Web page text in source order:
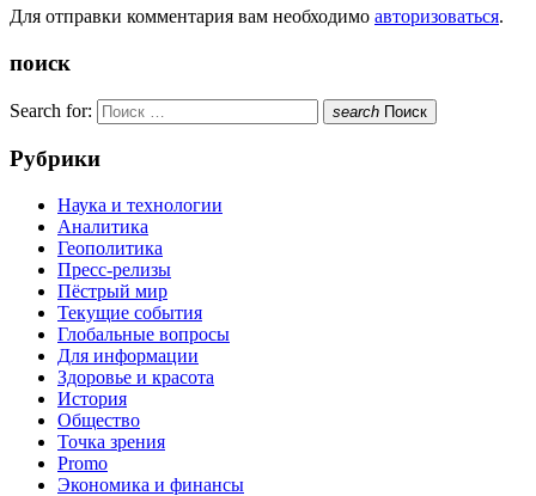
Для отправки комментария вам необходимо авторизоваться.
поиск
Search for: search Поиск
Рубрики
Наука и технологии
Аналитика
Геополитика
Пресс-релизы
Пёстрый мир
Текущие события
Глобальные вопросы
Для информации
Здоровье и красота
История
Общество
Точка зрения
Promo
Экономика и финансы